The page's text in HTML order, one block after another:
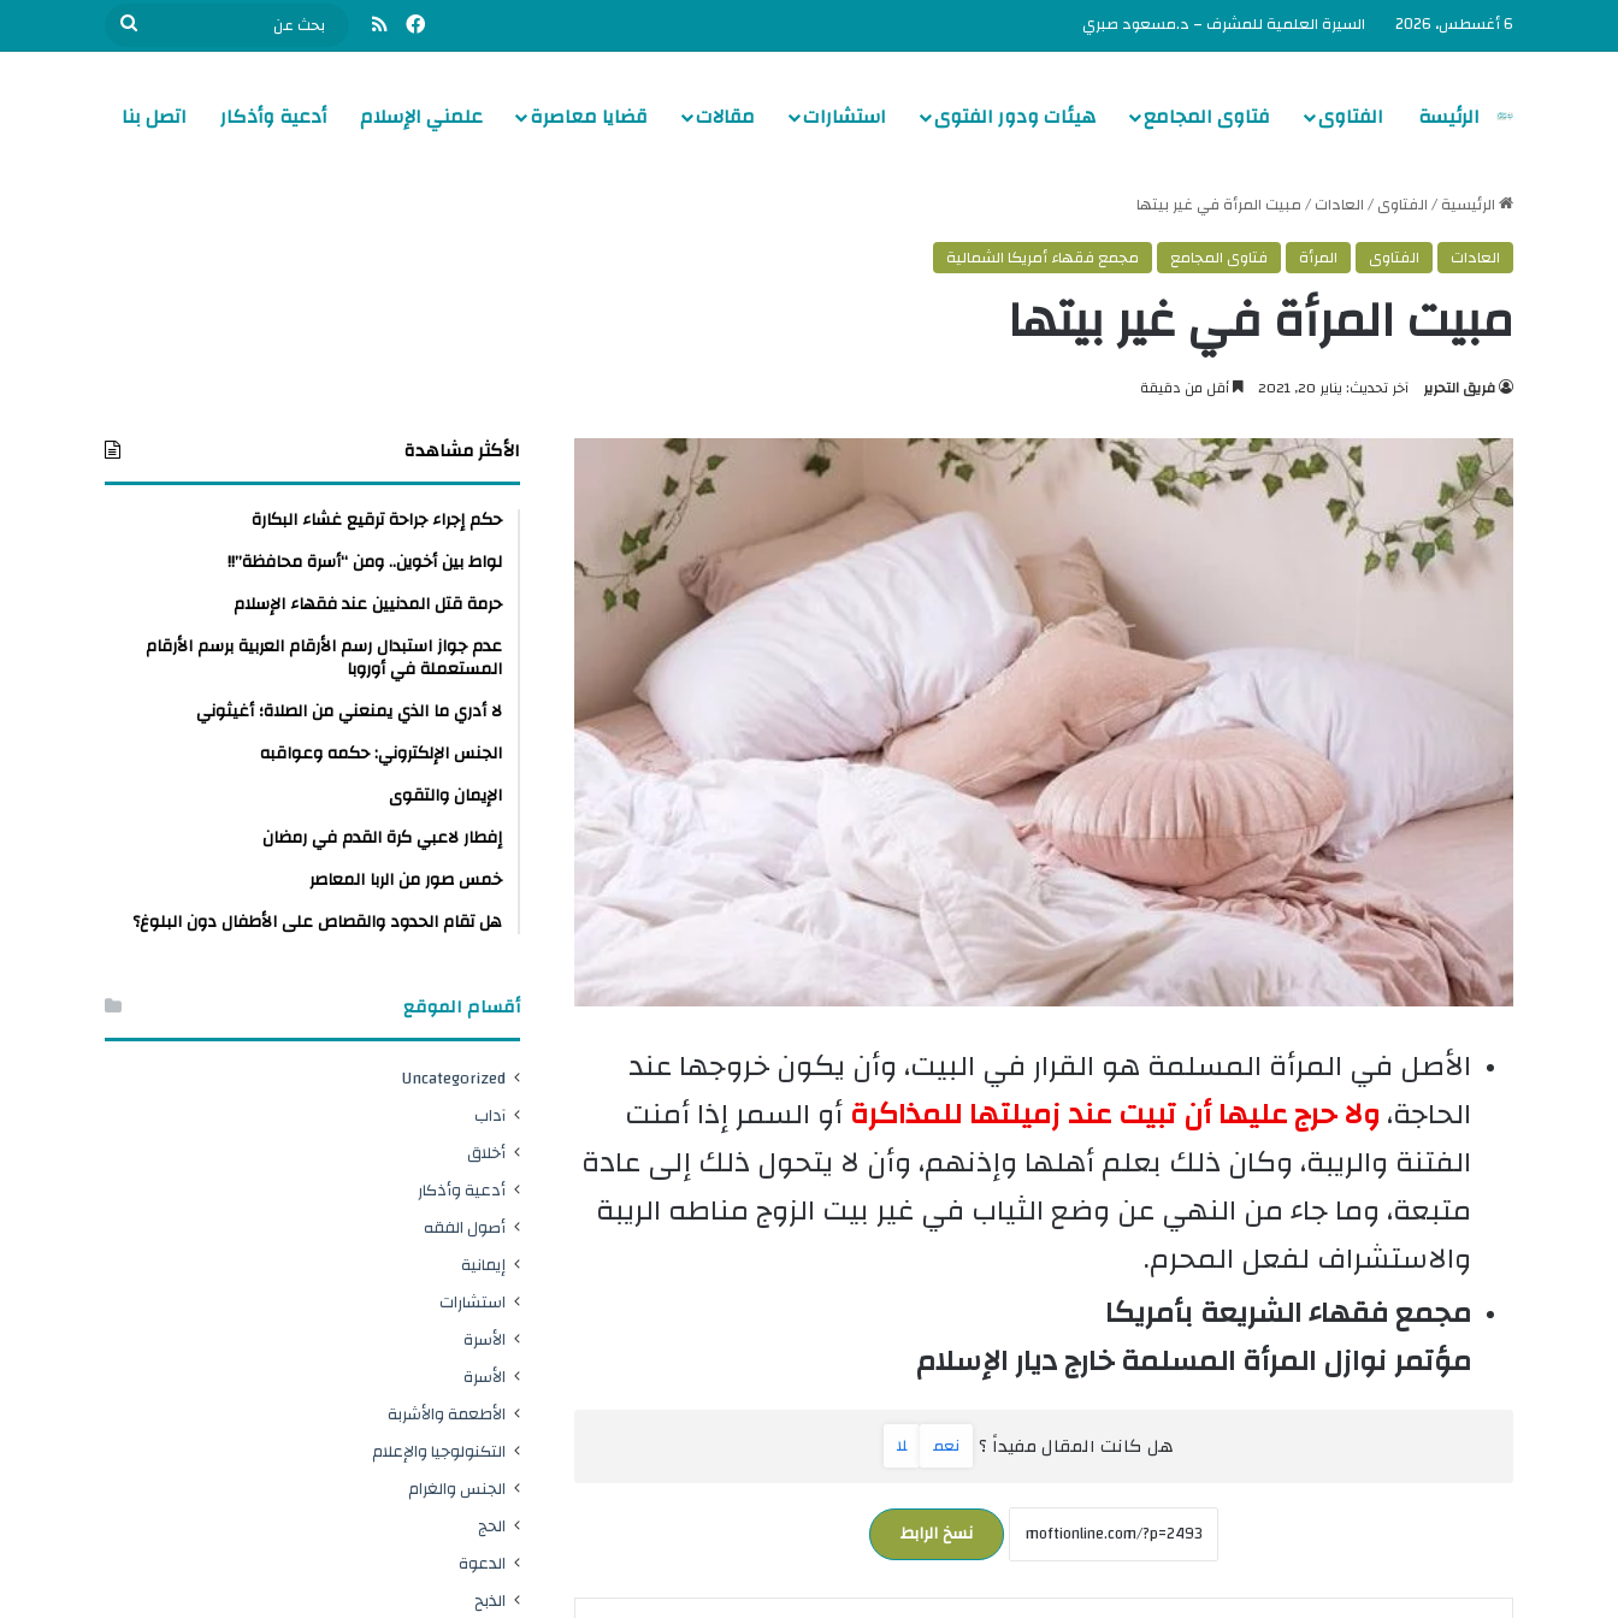
6 أغسطس، 2026 السيرة العلمية للمشرف – د.مسعود صبري فيسبوكملخص الموقع RSS
الرئيسة الفتاوى فتاوى المجامع هيئات ودور الفتوى استشارات مقالات قضايا معاصرة علمني الإسلام أدعية وأذكار اتصل بنا
الرئيسية/الفتاوى/العادات/مبيت المرأة في غير بيتها
العادات
الفتاوى المرأة فتاوى المجامع مجمع فقهاء أمريكا الشمالية
مبيت المرأة في غير بيتها
فريق التحرير آخر تحديث: يناير 20, 2021 أقل من دقيقة
الأصل في المرأة المسلمة هو القرار في البيت، وأن يكون خروجها عند
الحاجة،ولا حرج عليها أن تبيت عند زميلتها للمذاكرةأو السمر إذا أمنت
الفتنة والريبة، وكان ذلك بعلم أهلها وإذنهم، وأن لا يتحول ذلك إلى عادة
متبعة، وما جاء من النهي عن وضع الثياب في غير بيت الزوج مناطه الريبة
والاستشراف لفعل المحرم.
مجمع فقهاء الشريعة بأمريكا
مؤتمر نوازل المرأة المسلمة خارج ديار الإسلام
هل كانت المقال مفيداً ؟ نعم لا
نسخ الرابط
الأكثر مشاهدة
حكم إجراء جراحة ترقيع غشاء البكارة
لواط بين أخوين.. ومن “أسرة محافظة”!!
حرمة قتل المدنيين عند فقهاء الإسلام
عدم جواز استبدال رسم الأرقام العربية برسم الأرقام
المستعملة في أوروبا
لا أدري ما الذي يمنعني من الصلاة؛ أغيثوني
الجنس الإلكتروني: حكمه وعواقبه
الإيمان والتقوى
إفطار لاعبي كرة القدم في رمضان
خمس صور من الربا المعاصر
هل تقام الحدود والقصاص على الأطفال دون البلوغ؟
أقسام الموقع
Uncategorized
آداب
أخلاق
أدعية وأذكار
أصول الفقه
إيمانية
استشارات
الأسرة
الأسرة
الأطعمة والأشربة
التكنولوجيا والإعلام
الجنس والغرام
الحج
الدعوة
الذبح